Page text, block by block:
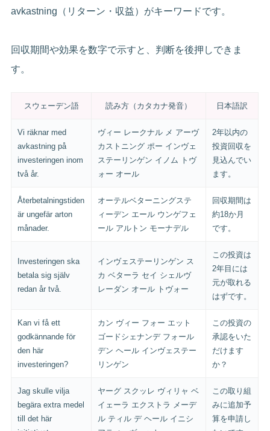
avkastning（リターン・収益）がキーワードです。
回収期間や効果を数字で示すと、判断を後押しできま
す。
スウェーデン語 読み方（カタカナ発音） 日本語訳
Vi räknar med
avkastning på
investeringen inom
två år.
ヴィー レークナル メ アーヴ
カストニング ポー インヴェ
ステーリンゲン イノム トヴ
ォー オール
2年以内の
投資回収を
見込んでい
ます。
Återbetalningstiden
är ungefär arton
månader.
オーテルベターニングステ
ィーデン エール ウンゲフェ
ール アルトン モーナデル
回収期間は
約18か月
です。
Investeringen ska
betala sig själv
redan år två.
インヴェステーリンゲン ス
カ ベターラ セイ シェルヴ
レーダン オール トヴォー
この投資は
2年目には
元が取れる
はずです。
Kan vi få ett
godkännande för
den här
investeringen?
カン ヴィー フォー エット
ゴードシェナンデ フォール
デン ヘール インヴェステー
リンゲン
この投資の
承認をいた
だけます
か？
Jag skulle vilja
begära extra medel
till det här
ヤーグ スクッレ ヴィリャ ベ
イェーラ エクストラ メーデ
ル ティル デ ヘール イニシ
この取り組
みに追加予
算を申請し